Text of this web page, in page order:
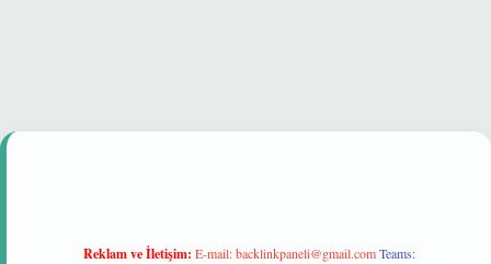
güvenilir mi
Reklam ve İletişim: E-mail:backlinkpaneli@gmail.com Teams: